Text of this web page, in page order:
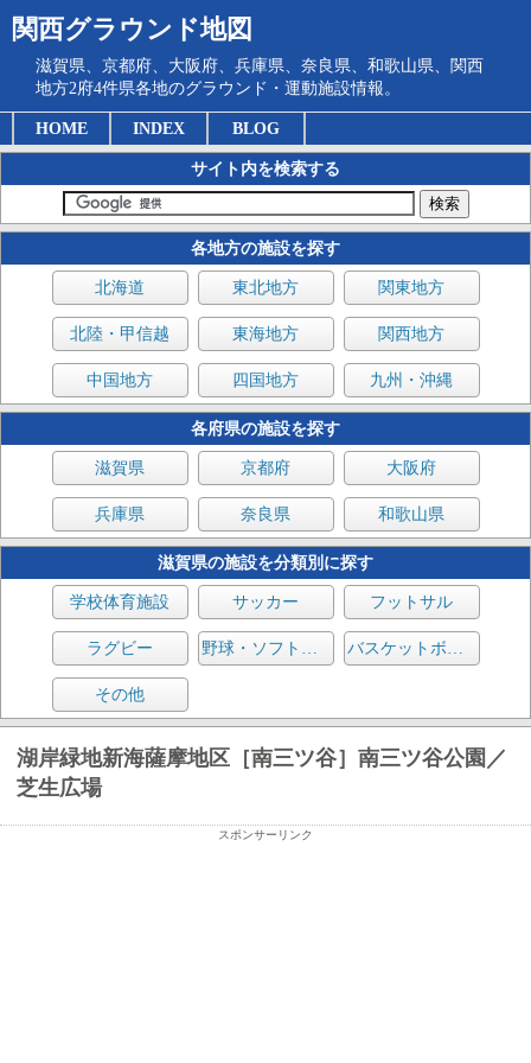
関西グラウンド地図
滋賀県、京都府、大阪府、兵庫県、奈良県、和歌山県、関西
地方2府4件県各地のグラウンド・運動施設情報。
HOME INDEX BLOG
サイト内を検索する
各地方の施設を探す
北海道 東北地方 関東地方
北陸・甲信越 東海地方 関西地方
中国地方 四国地方 九州・沖縄
各府県の施設を探す
滋賀県 京都府 大阪府
兵庫県 奈良県 和歌山県
滋賀県の施設を分類別に探す
学校体育施設 サッカー フットサル
ラグビー 野球・ソフトボール バスケットボール
その他
湖岸緑地新海薩摩地区［南三ツ谷］南三ツ谷公園／
芝生広場
スポンサーリンク